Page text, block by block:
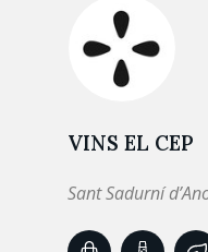
VINS EL CEP
Sant Sadurní